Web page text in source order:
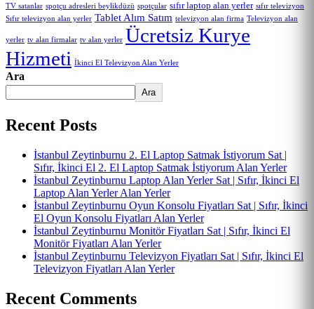
TV satanlar spotçu adresleri beylikdüzü spotçular sıfır laptop alan yerler sıfır televizyon
Sıfır televizyon alan yerler Tablet Alım Satım televizyon alan firma Televizyon alan
yerler tv alan firmalar tv alan yerler Ücretsiz Kurye
Hizmeti İkinci El Televizyon Alan Yerler
Ara
Ara
Recent Posts
İstanbul Zeytinburnu 2. El Laptop Satmak İstiyorum Sat |
Sıfır, İkinci El 2. El Laptop Satmak İstiyorum Alan Yerler
İstanbul Zeytinburnu Laptop Alan Yerler Sat | Sıfır, İkinci El
Laptop Alan Yerler Alan Yerler
İstanbul Zeytinburnu Oyun Konsolu Fiyatları Sat | Sıfır, İkinci
El Oyun Konsolu Fiyatları Alan Yerler
İstanbul Zeytinburnu Monitör Fiyatları Sat | Sıfır, İkinci El
Monitör Fiyatları Alan Yerler
İstanbul Zeytinburnu Televizyon Fiyatları Sat | Sıfır, İkinci El
Televizyon Fiyatları Alan Yerler
Recent Comments